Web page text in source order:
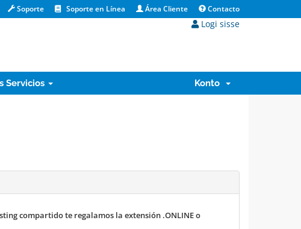
Soporte Soporte en Línea Área Cliente Contacto
Logi sisse
Servicios Konto
compartido te regalamos la extensión .ONLINE o